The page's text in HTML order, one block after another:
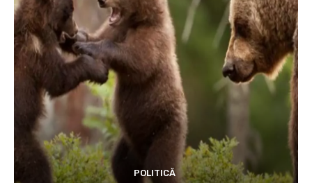
POLITICĂ